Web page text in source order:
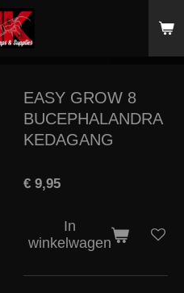
EASY GROW 8
BUCEPHALANDRA
KEDAGANG
€ 9,95
In
winkelwagen